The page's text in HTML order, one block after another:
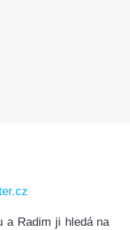
a Radim ji hledá na